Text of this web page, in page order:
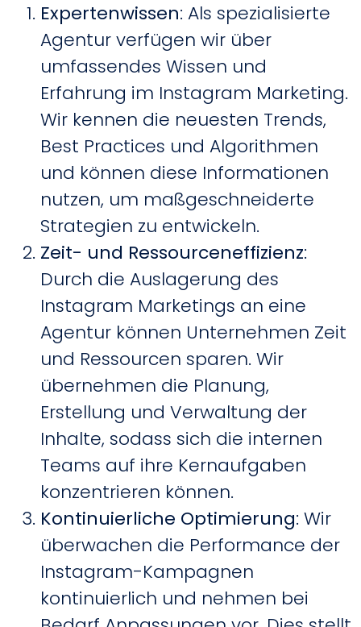
Expertenwissen: Als spezialisierte
Agentur verfügen wir über
umfassendes Wissen und
Erfahrung im Instagram Marketing.
Wir kennen die neuesten Trends,
Best Practices und Algorithmen
und können diese Informationen
nutzen, um maßgeschneiderte
Strategien zu entwickeln.
Zeit- und Ressourceneffizienz:
Durch die Auslagerung des
Instagram Marketings an eine
Agentur können Unternehmen Zeit
und Ressourcen sparen. Wir
übernehmen die Planung,
Erstellung und Verwaltung der
Inhalte, sodass sich die internen
Teams auf ihre Kernaufgaben
konzentrieren können.
Kontinuierliche Optimierung: Wir
überwachen die Performance der
Instagram-Kampagnen
kontinuierlich und nehmen bei